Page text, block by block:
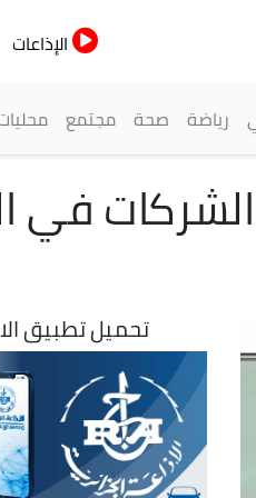
الإذاعات
رياضة صحة مجتمع
في
تحميل تطبيق